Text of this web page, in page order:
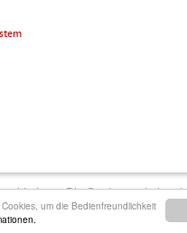
um die Bedienfreundlichkeit
- Die Stadt zum Leben |